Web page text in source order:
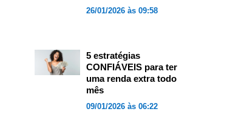
26/01/2026 às 09:58
5 estratégias
CONFIÁVEIS para ter
uma renda extra todo
mês
09/01/2026 às 06:22